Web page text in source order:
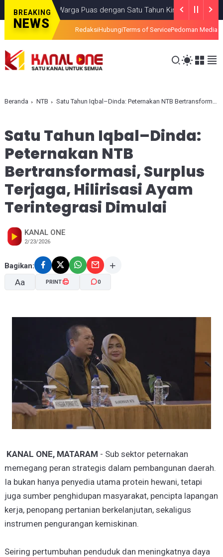
BREAKING
NEWS
Warga Puas dengan Satu Tahun Kinerja Bupati Lombok
RedaksiHubungiTerms of ServicePedoman Media
Beranda NTB Satu Tahun Iqbal–Dinda: Peternakan NTB Bertransformasi, Surplus Terjaga, Hilirisasi Ayam Terintegrasi Dimulai
Satu Tahun Iqbal–Dinda:
Peternakan NTB
Bertransformasi, Surplus
Terjaga, Hilirisasi Ayam
Terintegrasi Dimulai
KANAL ONE
2/23/2026
Bagikan:
Aa
A-
PRINT 0
KANAL ONE, MATARAM - Sub sektor peternakan
memegang peran strategis dalam pembangunan daerah.
Ia bukan hanya penyedia utama protein hewani, tetapi
juga sumber penghidupan masyarakat, pencipta lapangan
kerja, penopang pertanian berkelanjutan, sekaligus
instrumen pengurangan kemiskinan.
Seiring pertumbuhan penduduk dan meningkatnya daya